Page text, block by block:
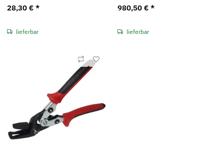
28,30 € *
lieferbar
980,50 € *
lieferbar